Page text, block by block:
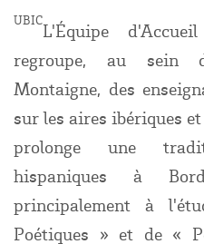
UBICL'Équipe
regroupe, au sein
Montaigne, des
sur les aires ibériques
prolonge une
hispaniques à
principalement à
Poétiques » et de «